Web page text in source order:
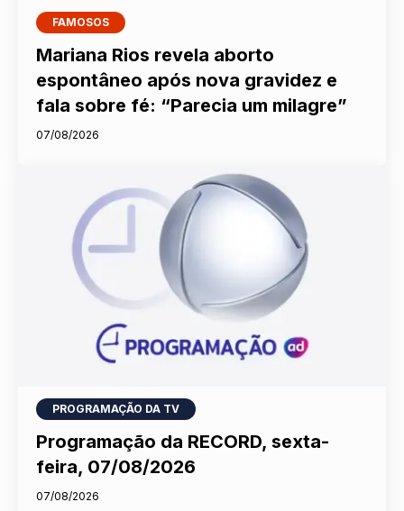
FAMOSOS
Mariana Rios revela aborto
espontâneo após nova gravidez e
fala sobre fé: “Parecia um milagre”
07/08/2026
PROGRAMAÇÃO DA TV
Programação da RECORD, sexta-
feira, 07/08/2026
07/08/2026